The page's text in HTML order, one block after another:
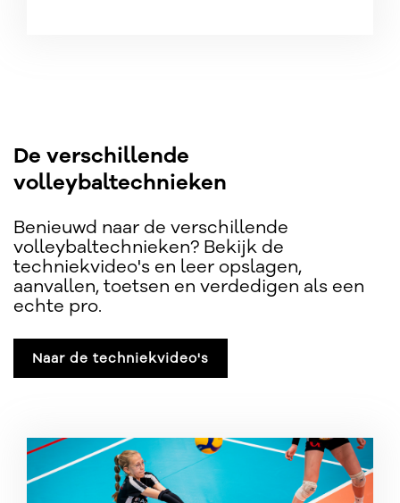
De verschillende
volleybaltechnieken
Benieuwd naar de verschillende
volleybaltechnieken? Bekijk de
techniekvideo's en leer opslagen,
aanvallen, toetsen en verdedigen als een
echte pro.
Naar de techniekvideo's